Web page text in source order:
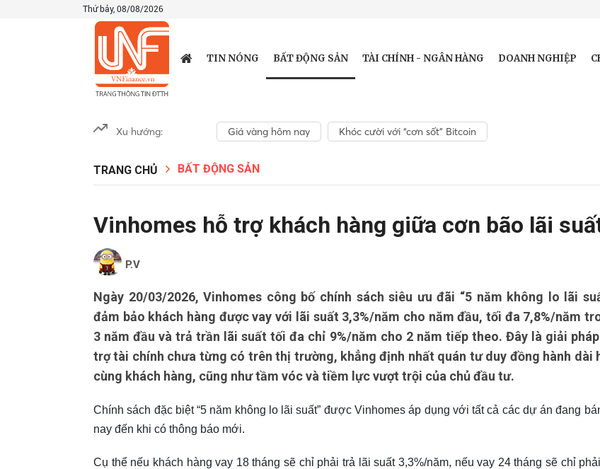
Thứ bảy, 08/08/2026
TIN NÓNG BẤT ĐỘNG SẢN TÀI CHÍNH - NGÂN HÀNG DOANH NGHIỆP
Xu hướng: Giá vàng hôm nay Khóc cười với “cơn sốt” Bitcoin
TRANG CHỦ BẤT ĐỘNG SẢN
Vinhomes hỗ trợ khách hàng giữa cơn bão lãi
P.V
Ngày 20/03/2026, Vinhomes công bố chính sách siêu ưu đãi “5 năm không lo lãi
đảm bảo khách hàng được vay với lãi suất 3,3%/năm cho năm đầu, tối đa 7,8%/năm
3 năm đầu và trả trần lãi suất tối đa chỉ 9%/năm cho 2 năm tiếp theo. Đây là giải
trợ tài chính chưa từng có trên thị trường, khẳng định nhất quán tư duy đồng hành dài
cùng khách hàng, cũng như tầm vóc và tiềm lực vượt trội của chủ đầu tư.
Chính sách đặc biệt “5 năm không lo lãi suất” được Vinhomes áp dụng với tất cả các dự án đang
nay đến khi có thông báo mới.
Cụ thể nếu khách hàng vay 18 tháng sẽ chỉ phải trả lãi suất 3,3%/năm, nếu vay 24 tháng sẽ chỉ